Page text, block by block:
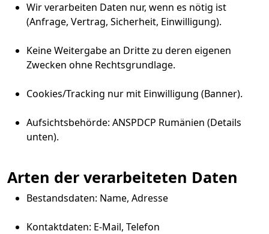
Wir verarbeiten Daten nur, wenn es nötig ist
(Anfrage, Vertrag, Sicherheit, Einwilligung).
Keine Weitergabe an Dritte zu deren eigenen
Zwecken ohne Rechtsgrundlage.
Cookies/Tracking nur mit Einwilligung (Banner).
Aufsichtsbehörde: ANSPDCP Rumänien (Details
unten).
Arten der verarbeiteten Daten
Bestandsdaten: Name, Adresse
Kontaktdaten: E-Mail, Telefon